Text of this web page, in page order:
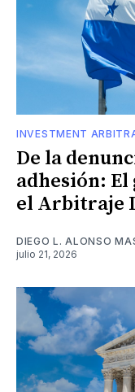
INVESTMENT
De la
adhesión:
el Arbitraje
DIEGO L. ALONSO
julio 21, 2026